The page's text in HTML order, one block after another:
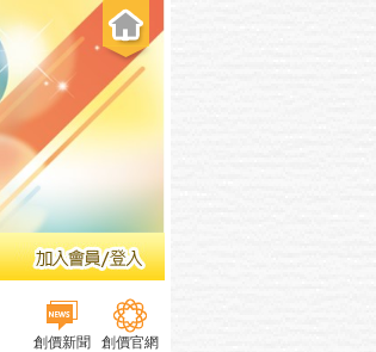
創價新聞 創價官網